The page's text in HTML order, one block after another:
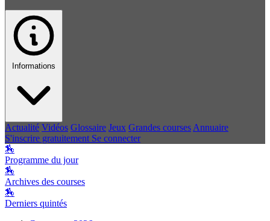
Informations
Actualité Vidéos Glossaire Jeux Grandes courses Annuaire
S'inscrire gratuitement Se connecter
🏇
Programme du jour
🏇
Archives des courses
🏇
Derniers quintés